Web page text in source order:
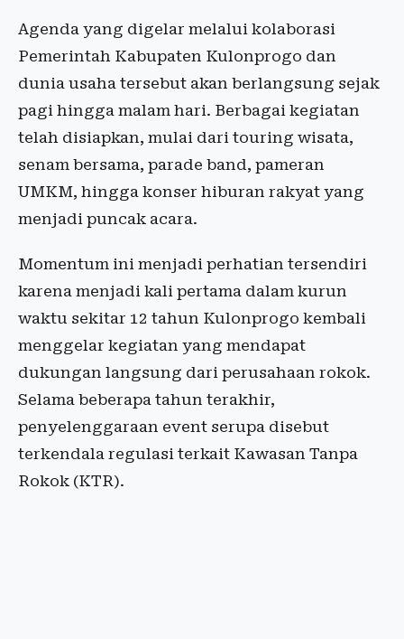
Agenda yang digelar melalui kolaborasi
Pemerintah Kabupaten Kulonprogo dan
dunia usaha tersebut akan berlangsung sejak
pagi hingga malam hari. Berbagai kegiatan
telah disiapkan, mulai dari touring wisata,
senam bersama, parade band, pameran
UMKM, hingga konser hiburan rakyat yang
menjadi puncak acara.
Momentum ini menjadi perhatian tersendiri
karena menjadi kali pertama dalam kurun
waktu sekitar 12 tahun Kulonprogo kembali
menggelar kegiatan yang mendapat
dukungan langsung dari perusahaan rokok.
Selama beberapa tahun terakhir,
penyelenggaraan event serupa disebut
terkendala regulasi terkait Kawasan Tanpa
Rokok (KTR).